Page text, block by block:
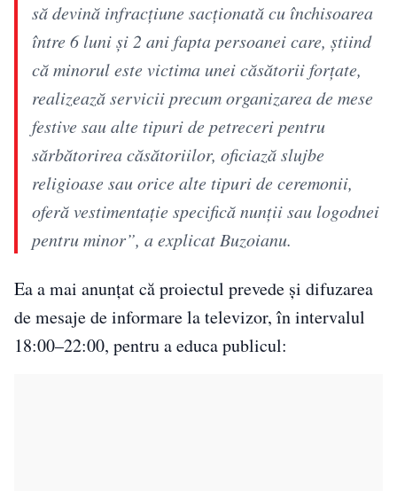
să devină infracţiune sacţionată cu închisoarea
între 6 luni şi 2 ani fapta persoanei care, ştiind
că minorul este victima unei căsătorii forţate,
realizează servicii precum organizarea de mese
festive sau alte tipuri de petreceri pentru
sărbătorirea căsătoriilor, oficiază slujbe
religioase sau orice alte tipuri de ceremonii,
oferă vestimentaţie specifică nunţii sau logodnei
pentru minor”, a explicat Buzoianu.
Ea a mai anunțat că proiectul prevede și difuzarea
de mesaje de informare la televizor, în intervalul
18:00–22:00, pentru a educa publicul: